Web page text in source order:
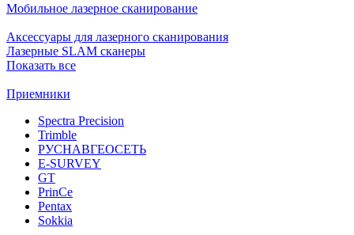
Мобильное лазерное сканирование
Аксессуары для лазерного сканирования
Лазерные SLAM сканеры
Показать все
Приемники
Spectra Precision
Trimble
РУСНАВГЕОСЕТЬ
E-SURVEY
GT
PrinCe
Pentax
Sokkia